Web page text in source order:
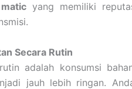
yang memiliki
Secara Rutin
adalah konsumsi
jauh lebih ringan.